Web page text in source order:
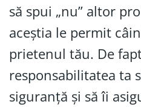
să spui „nu” altor
aceștia le permit
prietenul tău. De
responsabilitatea ta
siguranță și să îi